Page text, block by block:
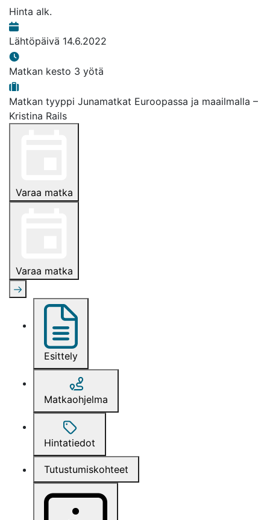
Hinta alk.
Lähtöpäivä 14.6.2022
Matkan kesto 3 yötä
Matkan tyyppi Junamatkat Euroopassa ja maailmalla –
Kristina Rails
Varaa matka
Varaa matka
Esittely
Matkaohjelma
Hintatiedot
Tutustumiskohteet